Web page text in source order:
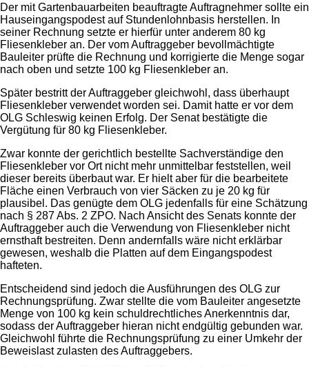
Der mit Gartenbauarbeiten beauftragte Auftragnehmer sollte ein
Hauseingangspodest auf Stundenlohnbasis herstellen. In
seiner Rechnung setzte er hierfür unter anderem 80 kg
Fliesenkleber an. Der vom Auftraggeber bevollmächtigte
Bauleiter prüfte die Rechnung und korrigierte die Menge sogar
nach oben und setzte 100 kg Fliesenkleber an.
Später bestritt der Auftraggeber gleichwohl, dass überhaupt
Fliesenkleber verwendet worden sei. Damit hatte er vor dem
OLG Schleswig keinen Erfolg. Der Senat bestätigte die
Vergütung für 80 kg Fliesenkleber.
Zwar konnte der gerichtlich bestellte Sachverständige den
Fliesenkleber vor Ort nicht mehr unmittelbar feststellen, weil
dieser bereits überbaut war. Er hielt aber für die bearbeitete
Fläche einen Verbrauch von vier Säcken zu je 20 kg für
plausibel. Das genügte dem OLG jedenfalls für eine Schätzung
nach § 287 Abs. 2 ZPO. Nach Ansicht des Senats konnte der
Auftraggeber auch die Verwendung von Fliesenkleber nicht
ernsthaft bestreiten. Denn andernfalls wäre nicht erklärbar
gewesen, weshalb die Platten auf dem Eingangspodest
hafteten.
Entscheidend sind jedoch die Ausführungen des OLG zur
Rechnungsprüfung. Zwar stellte die vom Bauleiter angesetzte
Menge von 100 kg kein schuldrechtliches Anerkenntnis dar,
sodass der Auftraggeber hieran nicht endgültig gebunden war.
Gleichwohl führte die Rechnungsprüfung zu einer Umkehr der
Beweislast zulasten des Auftraggebers.